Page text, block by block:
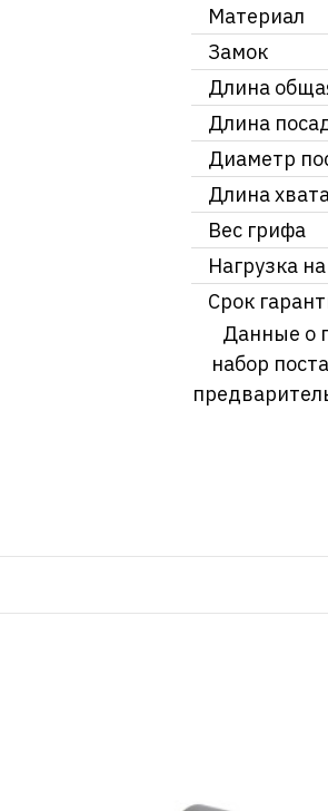
Материал
Замок
Длина
Длина
Диаметр
Длина
Вес грифа
Нагрузка
Срок
Данные о
набор